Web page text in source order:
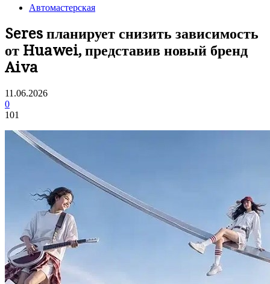
Автомастерская
Seres планирует снизить зависимость
от Huawei, представив новый бренд
Aiva
11.06.2026
0
101